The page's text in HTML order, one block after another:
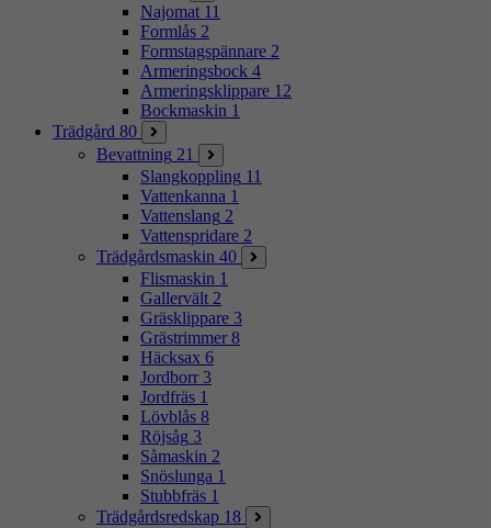
Najomat 11
Formlås 2
Formstagspännare 2
Armeringsbock 4
Armeringsklippare 12
Bockmaskin 1
Trädgård 80
Bevattning 21
Slangkoppling 11
Vattenkanna 1
Vattenslang 2
Vattenspridare 2
Trädgårdsmaskin 40
Flismaskin 1
Gallervält 2
Gräsklippare 3
Grästrimmer 8
Häcksax 6
Jordborr 3
Jordfräs 1
Lövblås 8
Röjsåg 3
Såmaskin 2
Snöslunga 1
Stubbfräs 1
Trädgårdsredskap 18